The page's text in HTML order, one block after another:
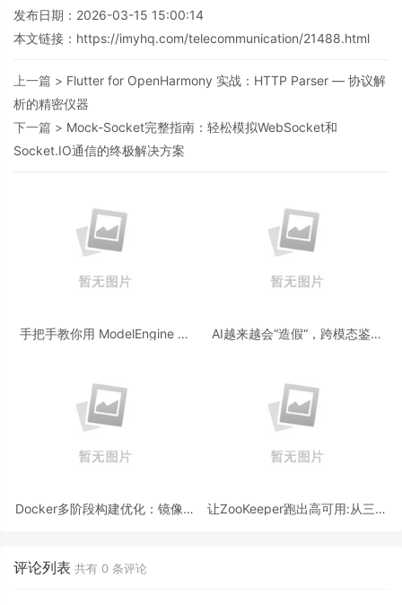
发布日期：2026-03-15 15:00:14
本文链接： https://imyhq.com/telecommunication/21488.html
上一篇 > Flutter for OpenHarmony 实战：HTTP Parser — 协议解
析的精密仪器
下一篇 > Mock-Socket完整指南：轻松模拟WebSocket和
Socket.IO通信的终极解决方案
手把手教你用 ModelEngine 打
AI越来越会“造假“，跨模态鉴伪
Docker多阶段构建优化：镜像体
让ZooKeeper跑出高可用:从三节
评论列表 共有 0 条评论